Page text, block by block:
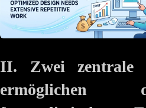
II. Zwei zentrale
ermöglichen